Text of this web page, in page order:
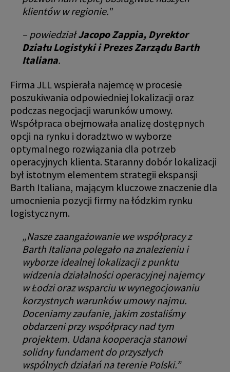
klientów w regionie."
– powiedziałJacopo Zappia, Dyrektor
Działu Logistyki i Prezes Zarządu Barth
Italiana.
Firma JLL wspierała najemcę w procesie
poszukiwania odpowiedniej lokalizacji oraz
podczas negocjacji warunków umowy.
Współpraca obejmowała analizę dostępnych
opcji na rynku i doradztwo w wyborze
optymalnego rozwiązania dla potrzeb
operacyjnych klienta. Staranny dobór lokalizacji
był istotnym elementem strategii ekspansji
Barth Italiana, mającym kluczowe znaczenie dla
umocnienia pozycji firmy na łódzkim rynku
logistycznym.
„Nasze zaangażowanie we współpracy z
Barth Italiana polegało na znalezieniu i
wyborze idealnej lokalizacji z punktu
widzenia działalności operacyjnej najemcy
w Łodzi oraz wsparciu w wynegocjowaniu
korzystnych warunków umowy najmu.
Doceniamy zaufanie, jakim zostaliśmy
obdarzeni przy współpracy nad tym
projektem. Udana kooperacja stanowi
solidny fundament do przyszłych
wspólnych działań na terenie Polski.”